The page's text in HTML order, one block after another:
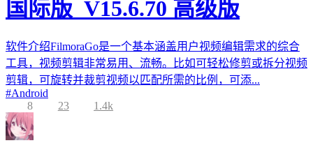
国际版_V15.6.70 高级版
软件介绍FilmoraGo是一个基本涵盖用户视频编辑需求的综合
工具，视频剪辑非常易用、流畅。比如可轻松修剪或拆分视频
剪辑，可旋转并裁剪视频以匹配所需的比例，可添...
#Android
8
23 1.4k